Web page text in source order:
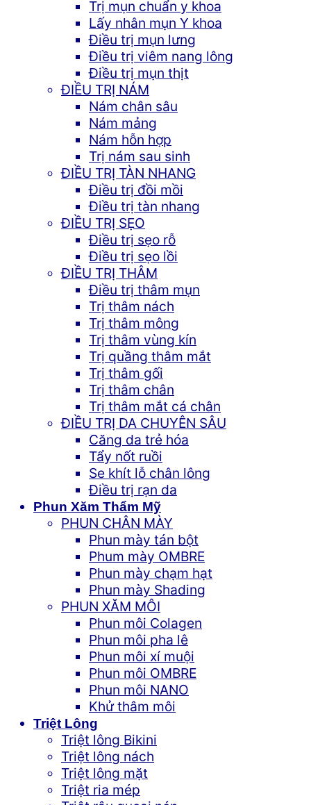
Trị mụn chuẩn y khoa
Lấy nhân mụn Y khoa
Điều trị mụn lưng
Điều trị viêm nang lông
Điều trị mụn thịt
ĐIỀU TRỊ NÁM
Nám chân sâu
Nám mảng
Nám hỗn hợp
Trị nám sau sinh
ĐIỀU TRỊ TÀN NHANG
Điều trị đồi mồi
Điều trị tàn nhang
ĐIỀU TRỊ SẸO
Điều trị sẹo rỗ
Điều trị sẹo lồi
ĐIỀU TRỊ THÂM
Điều trị thâm mụn
Trị thâm nách
Trị thâm mông
Trị thâm vùng kín
Trị quầng thâm mắt
Trị thâm gối
Trị thâm chân
Trị thâm mắt cá chân
ĐIỀU TRỊ DA CHUYÊN SÂU
Căng da trẻ hóa
Tẩy nốt ruồi
Se khít lỗ chân lông
Điều trị rạn da
Phun Xăm Thẩm Mỹ
PHUN CHÂN MÀY
Phun mày tán bột
Phum mày OMBRE
Phun mày chạm hạt
Phun mày Shading
PHUN XĂM MÔI
Phun môi Colagen
Phun môi pha lê
Phun môi xí muội
Phun môi OMBRE
Phun môi NANO
Khử thâm môi
Triệt Lông
Triệt lông Bikini
Triệt lông nách
Triệt lông mặt
Triệt ria mép